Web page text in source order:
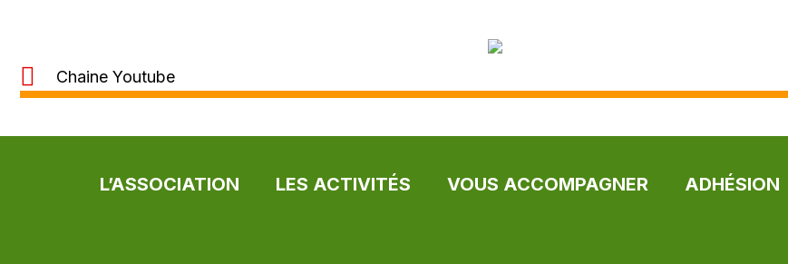
Chaine Youtube
L’ASSOCIATION LES ACTIVITÉS VOUS ACCOMPAGNER ADHÉSION